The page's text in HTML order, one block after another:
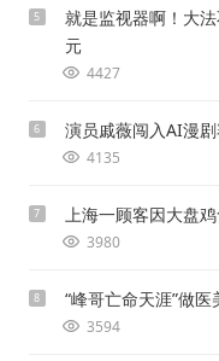
5
就是监视器啊！大
元
4427
6 演员戚薇闯入AI漫
4135
7 上海一顾客因大盘
3980
8 “峰哥亡命天涯”做
3594